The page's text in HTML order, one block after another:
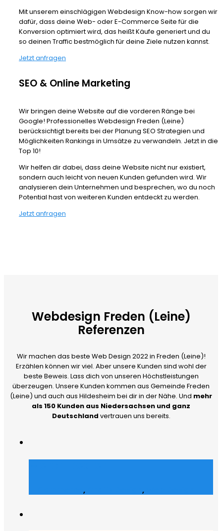
Mit unserem einschlägigen Webdesign Know-how sorgen wir
dafür, dass deine Web- oder E-Commerce Seite für die
Konversion optimiert wird, das heißt Käufe generiert und du
so deinen Traffic bestmöglich für deine Ziele nutzen kannst.
Jetzt anfragen
SEO & Online Marketing
Wir bringen deine Website auf die vorderen Ränge bei
Google! Professionelles Webdesign Freden (Leine)
berücksichtigt bereits bei der Planung SEO Strategien und
Möglichkeiten Rankings in Umsätze zu verwandeln. Jetzt in die
Top 10!
Wir helfen dir dabei, dass deine Website nicht nur existiert,
sondern auch leicht von neuen Kunden gefunden wird. Wir
analysieren dein Unternehmen und besprechen, wo du noch
Potential hast von weiteren Kunden entdeckt zu werden.
Jetzt anfragen
Webdesign Freden (Leine)
Referenzen
Wir machen das beste Web Design 2022 in Freden (Leine)!
Erzählen können wir viel. Aber unsere Kunden sind wohl der
beste Beweis. Lass dich von unseren Höchstleistungen
überzeugen. Unsere Kunden kommen aus Gemeinde Freden
(Leine) und auch aus Hildesheim bei dir in der Nähe. Und mehr
als 150 Kunden aus Niedersachsen und ganz
Deutschland vertrauen uns bereits.
, ,